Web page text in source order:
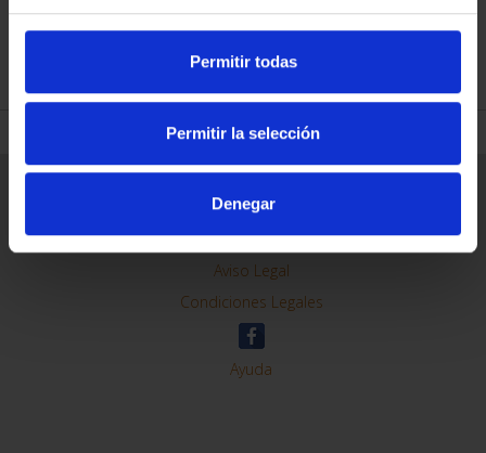
Permitir todas
Permitir la selección
Denegar
REFINE
Contacto
Preguntas Frequentes (FAQs)
Aviso Legal
Condiciones Legales
Ayuda